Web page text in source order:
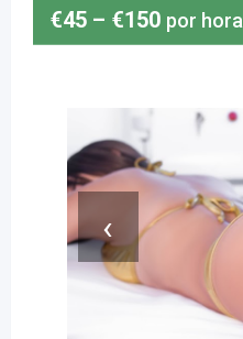
€45 – €150 por hora
‹